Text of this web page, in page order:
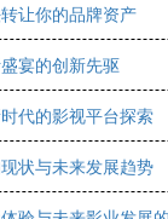
让你的品牌资产
宴的创新先驱
代的影视平台探索
状与未来发展趋势